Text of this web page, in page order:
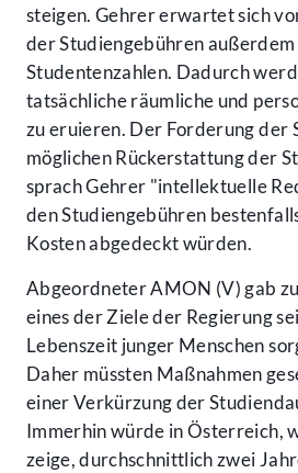
steigen. Gehrer erwartet sich
der Studiengebühren
Studentenzahlen. Dadurch
tatsächliche räumliche und
zu eruieren. Der Forderung der
möglichen Rückerstattung der
sprach Gehrer "intellektuelle
den Studiengebühren
Kosten abgedeckt würden.
Abgeordneter AMON (V) gab
eines der Ziele der Regierung
Lebenszeit junger Menschen
Daher müssten Maßnahmen
einer Verkürzung der
Immerhin würde in Österreich,
zeige, durchschnittlich zwei